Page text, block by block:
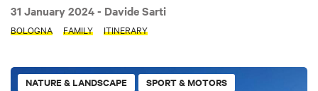
31 January 2024- Davide Sarti
BOLOGNA FAMILY ITINERARY
NATURE & LANDSCAPE SPORT & MOTORS